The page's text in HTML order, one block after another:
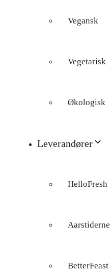
Vegansk
Vegetarisk
Økologisk
Leverandører
HelloFresh
Aarstiderne
BetterFeast